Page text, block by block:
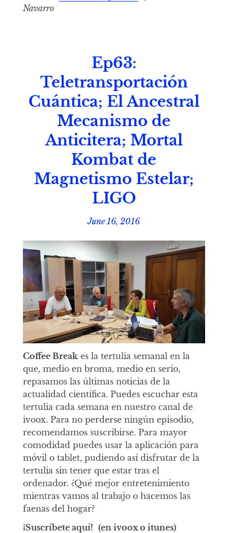
Navarro
Ep63:
Teletransportación
Cuántica; El Ancestral
Mecanismo de
Anticitera; Mortal
Kombat de
Magnetismo Estelar;
LIGO
June 16, 2016
Coffee Break es la tertulia semanal en la
que, medio en broma, medio en serio,
repasamos las últimas noticias de la
actualidad científica. Puedes escuchar esta
tertulia cada semana en nuestro canal de
ivoox. Para no perderse ningún episodio,
recomendamos suscribirse. Para mayor
comodidad puedes usar la aplicación para
móvil o tablet, pudiendo así disfrutar de la
tertulia sin tener que estar tras el
ordenador. ¿Qué mejor entretenimiento
mientras vamos al trabajo o hacemos las
faenas del hogar?
¡Suscríbete aquí! (en ivoox o itunes)